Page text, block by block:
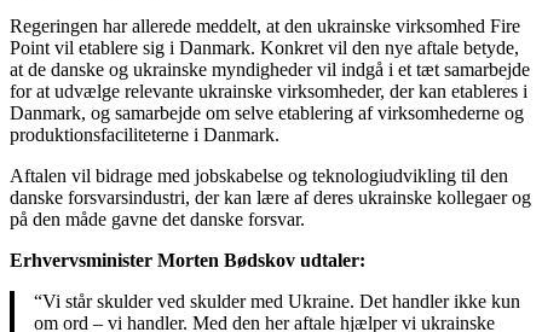
Regeringen har allerede meddelt, at den ukrainske virksomhed Fire
Point vil etablere sig i Danmark. Konkret vil den nye aftale betyde,
at de danske og ukrainske myndigheder vil indgå i et tæt samarbejde
for at udvælge relevante ukrainske virksomheder, der kan etableres i
Danmark, og samarbejde om selve etablering af virksomhederne og
produktionsfaciliteterne i Danmark.
Aftalen vil bidrage med jobskabelse og teknologiudvikling til den
danske forsvarsindustri, der kan lære af deres ukrainske kollegaer og
på den måde gavne det danske forsvar.
Erhvervsminister Morten Bødskov udtaler:
“Vi står skulder ved skulder med Ukraine. Det handler ikke kun
om ord – vi handler. Med den her aftale hjælper vi ukrainske